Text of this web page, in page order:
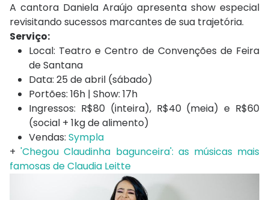
A cantora Daniela Araújo apresenta show especial
revisitando sucessos marcantes de sua trajetória.
Serviço:
Local: Teatro e Centro de Convenções de Feira
de Santana
Data: 25 de abril (sábado)
Portões: 16h | Show: 17h
Ingressos: R$80 (inteira), R$40 (meia) e R$60
(social + 1kg de alimento)
Vendas: Sympla
+'Chegou Claudinha bagunceira': as músicas mais
famosas de Claudia Leitte